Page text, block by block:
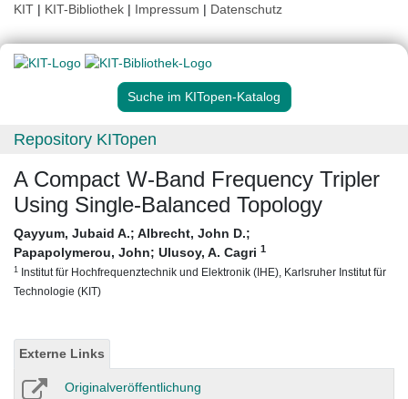
KIT | KIT-Bibliothek | Impressum | Datenschutz
Suche im KITopen-Katalog
Repository KITopen
A Compact W-Band Frequency Tripler
Using Single-Balanced Topology
Qayyum, Jubaid A.; Albrecht, John D.;
Papapolymerou, John; Ulusoy, A. Cagri 1
1 Institut für Hochfrequenztechnik und Elektronik (IHE), Karlsruher Institut für
Technologie (KIT)
Externe Links
Originalveröffentlichung